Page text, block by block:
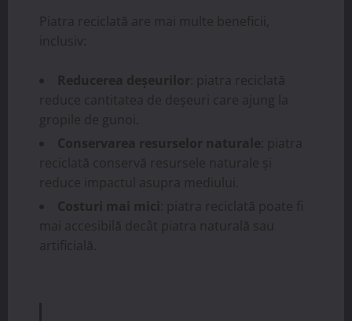
Piatra reciclată are mai multe beneficii,
inclusiv:
Reducerea deșeurilor : piatra reciclată
reduce cantitatea de deșeuri care ajung la
gropile de gunoi.
Conservarea resurselor naturale : piatra
reciclată conservă resursele naturale și
reduce impactul asupra mediului.
Costuri mai mici : piatra reciclată poate fi
mai accesibilă decât piatra naturală sau
artificială.